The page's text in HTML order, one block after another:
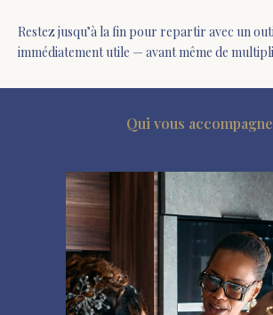
Restez jusqu’à la fin pour repartir avec un
immédiatement utile — avant même de
Qui vous accompagne